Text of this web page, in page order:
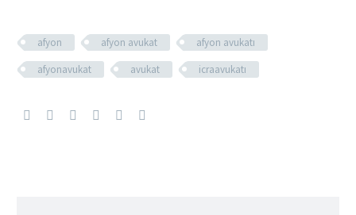
afyon afyon avukat
afyon avukatı
afyonavukat
avukat icraavukatı